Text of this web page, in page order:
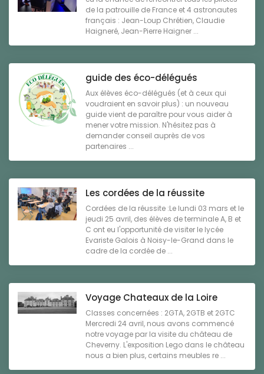
de la patrouille de France et 4 astronautes
français : Jean-Loup Chrétien, Claudie
Haigneré, Jean-Pierre Haigner ...
guide des éco-délégués
Aux élèves éco-délégués (et à ceux qui
voudraient en savoir plus) : un nouveau
guide vient de paraître pour vous aider à
mener votre mission. N'hésitez pas à
demander conseil auprès de vos
partenaires ...
Les cordées de la réussite
Cordées de la réussite :Le lundi 03 mars et le
jeudi 25 avril, des élèves de terminale A, B et
C ont eu l'opportunité de visiter le lycée
Evariste Galois à Noisy-le-Grand dans le
cadre de la cordée de ...
Voyage Chateaux de la Loire
Classes concernées : 2GTA, 2GTB et 2GTC
Mercredi 24 avril, nous avons commencé
notre voyage par la visite du château de
Cheverny. L'exposition Lego dans le château
nous a bien plus, certains meubles re ...